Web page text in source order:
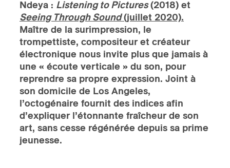
Ndeya : Listening to Pictures(2018) et
Seeing Through Sound(juillet 2020).
Maître de la surimpression, le
trompettiste, compositeur et créateur
électronique nous invite plus que jamais à
une « écoute verticale » du son, pour
reprendre sa propre expression. Joint à
son domicile de Los Angeles,
l’octogénaire fournit des indices afin
d’expliquer l’étonnante fraîcheur de son
art, sans cesse régénérée depuis sa prime
jeunesse.